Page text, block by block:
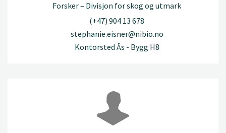
Forsker – Divisjon for skog og utmark
(+47) 904 13 678
stephanie.eisner@nibio.no
Kontorsted Ås - Bygg H8